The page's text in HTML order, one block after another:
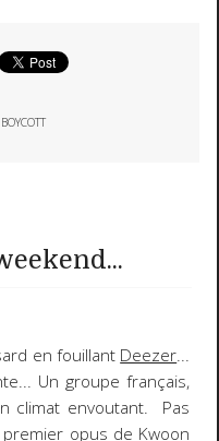
BOYCOTT
en fouillant Deezer...
Un groupe français,
climat envoutant. Pas
opus de Kwoon